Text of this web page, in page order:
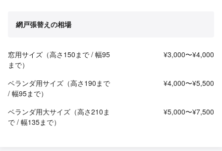
網戸張替えの相場
窓用サイズ（高さ150まで / 幅95
まで）
¥3,000〜¥4,000
ベランダ用サイズ（高さ190まで
/ 幅95まで）
¥4,000〜¥5,500
ベランダ用大サイズ（高さ210ま
で / 幅135まで）
¥5,000〜¥7,500